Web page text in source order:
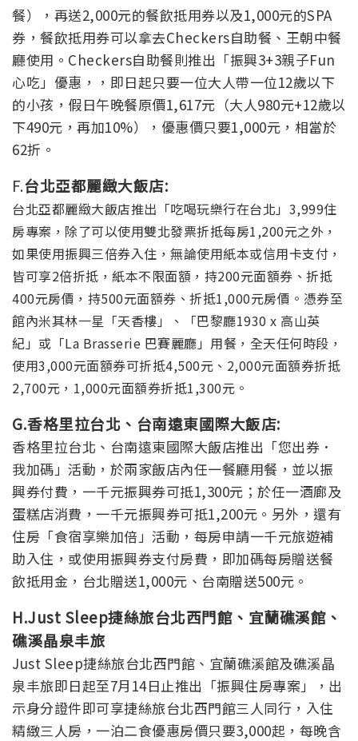
餐），再送2,000元的餐飲抵用券以及1,000元的SPA
券，餐飲抵用券可以拿去Checkers自助餐、王朝中餐
廳使用。Checkers自助餐則推出「振興3+3親子Fun
心吃」優惠，，即日起只要一位大人帶一位12歲以下
的小孩，假日午晚餐原價1,617元（大人980元+12歲以
下490元，再加10%），優惠價只要1,000元，相當於
62折。
F.台北亞都麗緻大飯店:
台北亞都麗緻大飯店推出「吃喝玩樂行在台北」3,999住
房專案，除了可以使用雙北發票折抵每房1,200元之外，
如果使用振興三倍券入住，無論使用紙本或信用卡支付，
皆可享2倍折抵，紙本不限面額，持200元面額券、折抵
400元房價，持500元面額券、折抵1,000元房價。憑券至
館內米其林一星「天香樓」、「巴黎廳1930 x 高山英
紀」或「La Brasserie 巴賽麗廳」用餐，全天任何時段，
使用3,000元面額券可折抵4,500元、2,000元面額券折抵
2,700元，1,000元面額券折抵1,300元。
G.香格里拉台北、台南遠東國際大飯店:
香格里拉台北、台南遠東國際大飯店推出「您出券．
我加碼」活動，於兩家飯店內任一餐廳用餐，並以振
興券付費，一千元振興券可抵1,300元；於任一酒廊及
蛋糕店消費，一千元振興券可抵1,200元。另外，還有
住房「食宿享樂加倍」活動，每房申請一千元旅遊補
助入住，或使用振興券支付房費，即加碼每房贈送餐
飲抵用金，台北贈送1,000元、台南贈送500元。
H.Just Sleep捷絲旅台北西門館、宜蘭礁溪館、
礁溪晶泉丰旅
Just Sleep捷絲旅台北西門館、宜蘭礁溪館及礁溪晶
泉丰旅即日起至7月14日止推出「振興住房專案」，出
示身分證件即可享捷絲旅台北西門館三人同行，入住
精緻三人房，一泊二食優惠房價只要3,000起，每晚含